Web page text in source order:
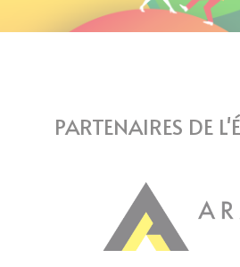
PARTENAIRES DE